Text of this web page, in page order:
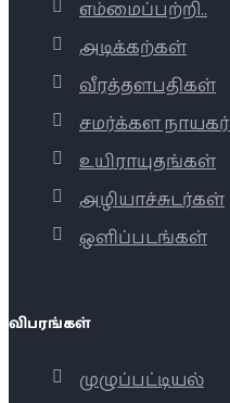
எம்மைப்பற்றி..
அடிக்கற்கள்
வீரத்தளபதிகள்
சமர்க்கள
உயிராயுதங்கள்
அழியாச்சுடர்கள்
ஒளிப்படங்கள்
விபரங்கள்
முழுப்பட்டியல்